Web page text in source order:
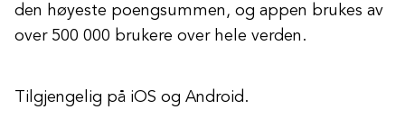
den høyeste poengsummen, og appen brukes av
over 500 000 brukere over hele verden.
Tilgjengelig på iOS og Android.